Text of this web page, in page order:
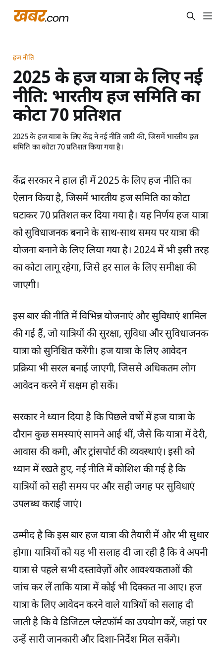
हज नीति
2025 के हज यात्रा के लिए नई
नीति: भारतीय हज समिति का
कोटा 70 प्रतिशत
2025 के हज यात्रा के लिए केंद्र ने नई नीति जारी की, जिसमें भारतीय हज
समिति का कोटा 70 प्रतिशत किया गया है।
केंद्र सरकार ने हाल ही में 2025 के लिए हज नीति का
ऐलान किया है, जिसमें भारतीय हज समिति का कोटा
घटाकर 70 प्रतिशत कर दिया गया है। यह निर्णय हज यात्रा
को सुविधाजनक बनाने के साथ-साथ समय पर यात्रा की
योजना बनाने के लिए लिया गया है। 2024 में भी इसी तरह
का कोटा लागू रहेगा, जिसे हर साल के लिए समीक्षा की
जाएगी।
इस बार की नीति में विभिन्न योजनाएं और सुविधाएं शामिल
की गई हैं, जो यात्रियों की सुरक्षा, सुविधा और सुविधाजनक
यात्रा को सुनिश्चित करेंगी। हज यात्रा के लिए आवेदन
प्रक्रिया भी सरल बनाई जाएगी, जिससे अधिकतम लोग
आवेदन करने में सक्षम हो सकें।
सरकार ने ध्यान दिया है कि पिछले वर्षों में हज यात्रा के
दौरान कुछ समस्याएं सामने आई थीं, जैसे कि यात्रा में देरी,
आवास की कमी, और ट्रांसपोर्ट की व्यवस्थाएं। इसी को
ध्यान में रखते हुए, नई नीति में कोशिश की गई है कि
यात्रियों को सही समय पर और सही जगह पर सुविधाएं
उपलब्ध कराई जाएं।
उम्मीद है कि इस बार हज यात्रा की तैयारी में और भी सुधार
होगा। यात्रियों को यह भी सलाह दी जा रही है कि वे अपनी
यात्रा से पहले सभी दस्तावेज़ों और आवश्यकताओं की
जांच कर लें ताकि यात्रा में कोई भी दिक्कत ना आए। हज
यात्रा के लिए आवेदन करने वाले यात्रियों को सलाह दी
जाती है कि वे डिजिटल प्लेटफॉर्म का उपयोग करें, जहां पर
उन्हें सारी जानकारी और दिशा-निर्देश मिल सकेंगे।